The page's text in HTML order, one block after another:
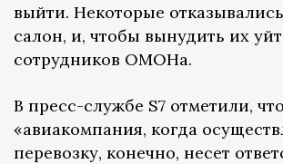
выйти. Некоторые
салон, и, чтобы вынудить их
сотрудников ОМОНа.
В пресс-службе S7 отметили, что
«авиакомпания, когда
перевозку, конечно, несет